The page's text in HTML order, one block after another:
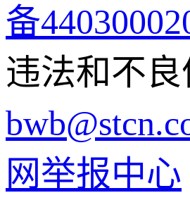
备
违法和不良
网举报中心